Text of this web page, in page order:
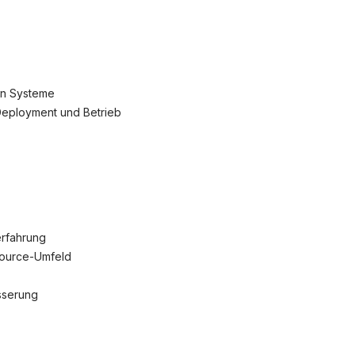
Systeme
und Betrieb
Umfeld